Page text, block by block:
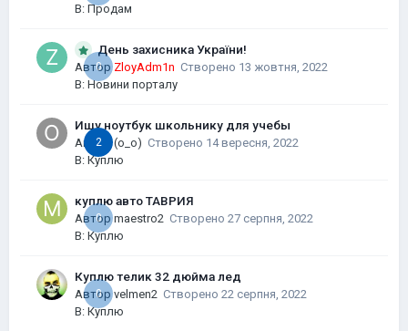
В: Продам
0
День захисника України!
АвторZloyAdm1n Створено 13 жовтня, 2022
В: Новини порталу
2
Ищу ноутбук школьнику для учебы
Автор(o_o) Створено 14 вересня, 2022
В: Куплю
0
куплю авто ТАВРИЯ
Авторmaestro2 Створено 27 серпня, 2022
В: Куплю
0
Куплю телик 32 дюйма лед
Авторvelmen2 Створено 22 серпня, 2022
В: Куплю